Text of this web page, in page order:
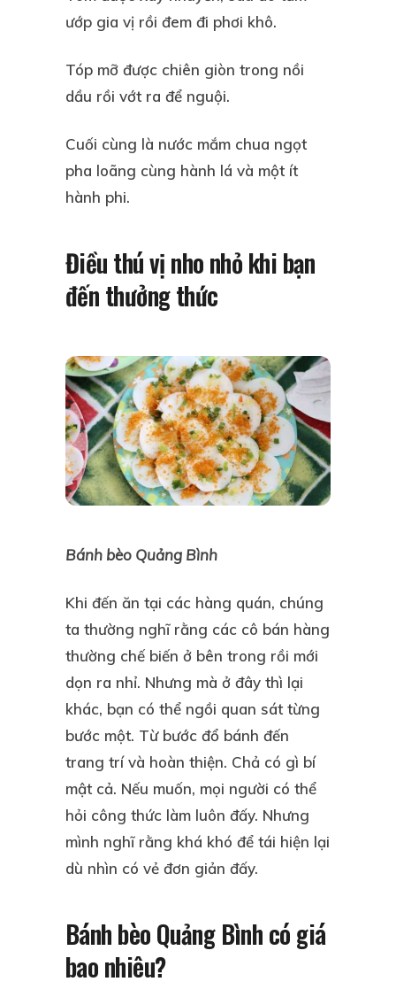
ướp gia vị rồi đem đi phơi khô.
Tóp mỡ được chiên giòn trong nồi
dầu rồi vớt ra để nguội.
Cuối cùng là nước mắm chua ngọt
pha loãng cùng hành lá và một ít
hành phi.
Điều thú vị nho nhỏ khi bạn
đến thưởng thức
Bánh bèo Quảng Bình
Khi đến ăn tại các hàng quán, chúng
ta thường nghĩ rằng các cô bán hàng
thường chế biến ở bên trong rồi mới
dọn ra nhỉ. Nhưng mà ở đây thì lại
khác, bạn có thể ngồi quan sát từng
bước một. Từ bước đổ bánh đến
trang trí và hoàn thiện. Chả có gì bí
mật cả. Nếu muốn, mọi người có thể
hỏi công thức làm luôn đấy. Nhưng
mình nghĩ rằng khá khó để tái hiện lại
dù nhìn có vẻ đơn giản đấy.
Bánh bèo Quảng Bình có giá
bao nhiêu?